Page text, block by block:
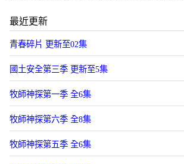
最近更新
青春碎片 更新至02集
國土安全第三季 更新至5集
牧師神探第一季 全6集
牧師神探第六季 全8集
牧師神探第五季 全6集